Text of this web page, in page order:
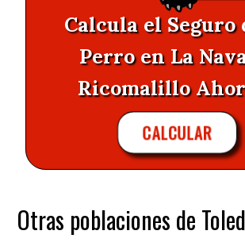
Calcula el Seguro
Perro en La
Ricomalillo
CALCULAR
Otras poblaciones de